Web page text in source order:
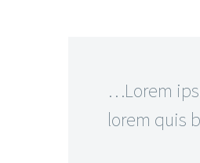
…Lorem
lorem quis